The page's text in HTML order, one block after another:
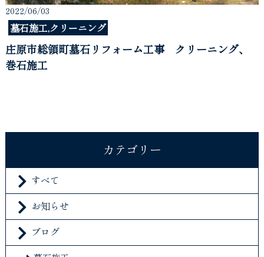
2022/06/03
墓石施工,クリーニング
庄原市総領町墓石リフォーム工事 クリーニング、
巻石施工
カテゴリー
すべて
お知らせ
ブログ